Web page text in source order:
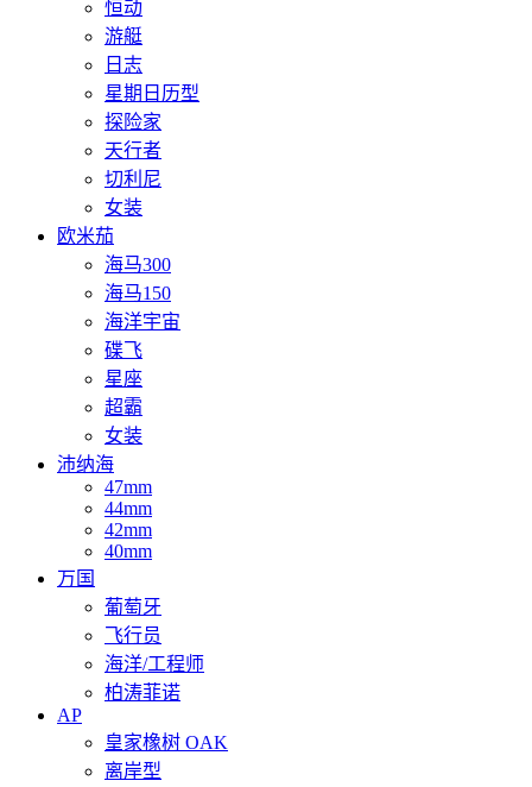
恒动
游艇
日志
星期日历型
探险家
天行者
切利尼
女装
欧米茄
海马300
海马150
海洋宇宙
碟飞
星座
超霸
女装
沛纳海
47mm
44mm
42mm
40mm
万国
葡萄牙
飞行员
海洋/工程师
柏涛菲诺
AP
皇家橡树 OAK
离岸型